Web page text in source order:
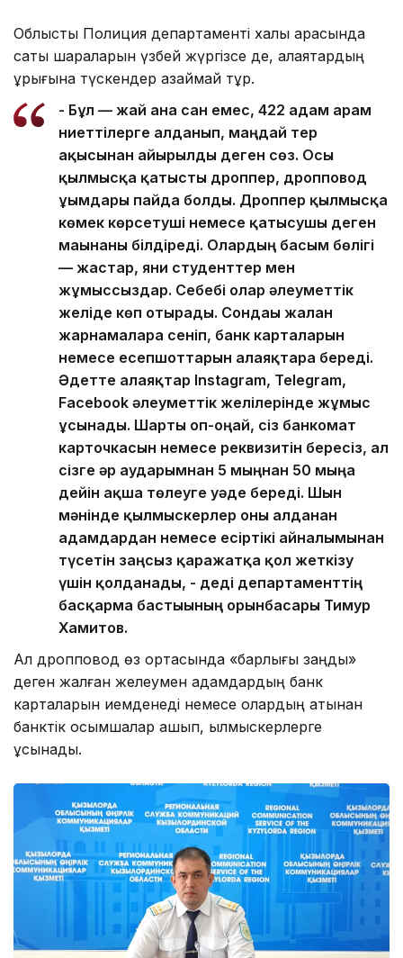
Облыстық Полиция департаменті халық арасында
сақтық шараларын үзбей жүргізсе де, алаяқтардың
құрығына түскендер азаймай тұр.
- Бұл — жай ғана сан емес, 422 адам арам
ниеттілерге алданып, маңдай тер
ақысынан айырылды деген сөз. Осы
қылмысқа қатысты дроппер, дропповод
ұғымдары пайда болды. Дроппер қылмысқа
көмек көрсетуші немесе қатысушы деген
мағынаны білдіреді. Олардың басым бөлігі
— жастар, яғни студенттер мен
жұмыссыздар. Себебі олар әлеуметтік
желіде көп отырады. Сондағы жалған
жарнамаларға сеніп, банк карталарын
немесе есепшоттарын алаяқтарға береді.
Әдетте алаяқтар Instagram, Telegram,
Facebook әлеуметтік желілерінде жұмыс
ұсынады. Шарты оп-оңай, сіз банкомат
карточкасын немесе реквизитін бересіз, ал
сізге әр аударымнан 5 мыңнан 50 мыңға
дейін ақша төлеуге уәде береді. Шын
мәнінде қылмыскерлер оны алданған
адамдардан немесе есіртікі айналымынан
түсетін заңсыз қаражатқа қол жеткізу
үшін қолданады, - деді департаменттің
басқарма бастығының орынбасары Тимур
Хамитов.
Ал дропповод өз ортасында «барлығы заңды»
деген жалған желеумен адамдардың банк
карталарын иемденеді немесе олардың атынан
банктік қосымшалар ашып, қылмыскерлерге
ұсынады.